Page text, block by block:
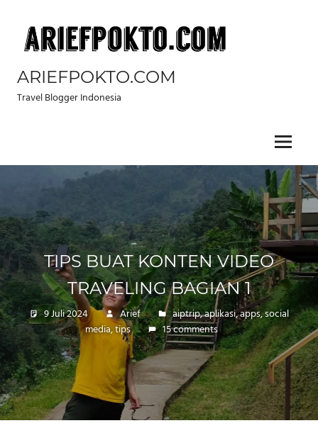
content
ARIEFPOKTO.COM
Travel Blogger Indonesia
Menu
TIPS BUAT KONTEN VIDEO
TRAVELING BAGIAN 1
9 Juli 2024 Arief aiptrip,aplikasi,apps,social
media,tips 15 comments